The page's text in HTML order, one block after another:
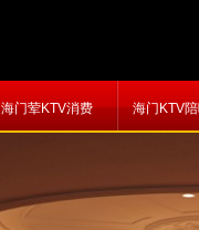
海门荤KTV消费 海门KTV